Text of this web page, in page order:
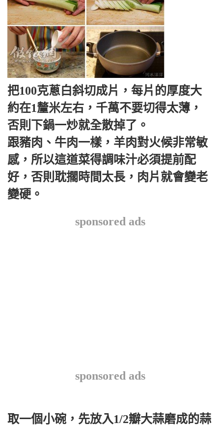
把100克蔥白斜切成片，每片的厚度大
約在1釐米左右，千萬不要切得太薄，
否則下鍋一炒就全散掉了。
跟豬肉、牛肉一樣，羊肉對火候非常敏
感，所以這道菜得調味汁必須提前配
好，否則耽擱時間太長，肉片就會變老
變硬。
sponsored ads
sponsored ads
取一個小碗，先放入1/2瓣大蒜磨成的蒜